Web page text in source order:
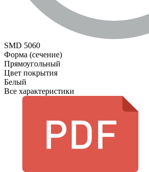
SMD 5060
Форма (сечение)
Прямоугольный
Цвет покрытия
Белый
Все характеристики